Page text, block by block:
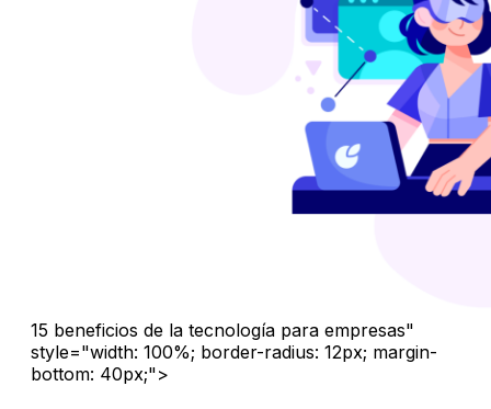
15 beneficios de la tecnología para empresas"
style="width: 100%; border-radius: 12px; margin-
bottom: 40px;">